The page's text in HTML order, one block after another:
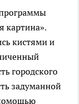
картина».
кистями и
городского
задуманной